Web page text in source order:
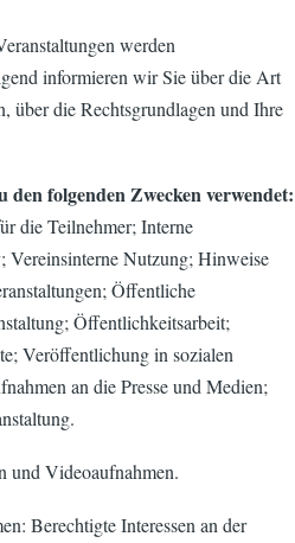
werden
informieren wir Sie über die Art
über die Rechtsgrundlagen und Ihre
folgenden Zwecken verwendet:
die Teilnehmer; Interne
Nutzung; Hinweise
Öffentliche
Öffentlichkeitsarbeit;
Veröffentlichung in sozialen
an die Presse und Medien;
und Videoaufnahmen.
Berechtigte Interessen an der